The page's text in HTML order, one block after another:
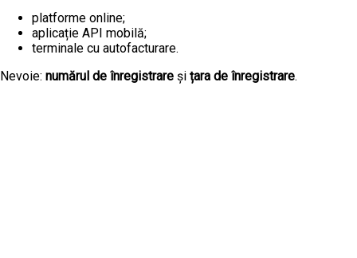
platforme online;
aplicație API mobilă;
terminale cu autofacturare.
Nevoie: numărul de înregistrare și țara de înregistrare.